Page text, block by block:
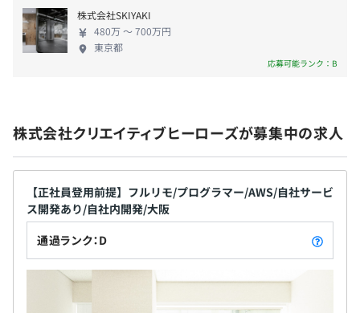
- スキルや志向に応じて、担当範囲や技術領域を段階的に
- Slackや1on1での定期的な壁打ち・振り返りにより、成
長課題と方向性をすり合わせ
- スキルシート＋OKRによる成長可視化と中長期的な目標
管理
- 書籍購入・技術カンファレンス・資格取得などの費用補
助あり
- 新技術や未経験領域にも、実務を通じて段階的にチャレ
ンジ可能な案件設計
全国健康保険協会加入
健康保険・厚生年金加入、雇用保険・労災保険適用
3カ月
試用期間中は契約社員としての雇用となりますが、試用期
間終了後は正社員登用することを前提とした採用です。
試用期間中の待遇・業務内容等に変更はありません。
株式会社SKIYAKI
480万 〜 700万円
東京都
応募可能ランク：B
株式会社クリエイティブヒーローズが募集中の求人
【正社員登用前提】フルリモ/プログラマー/AWS/自社サービ
ス開発あり/自社内開発/大阪
通過ランク：D